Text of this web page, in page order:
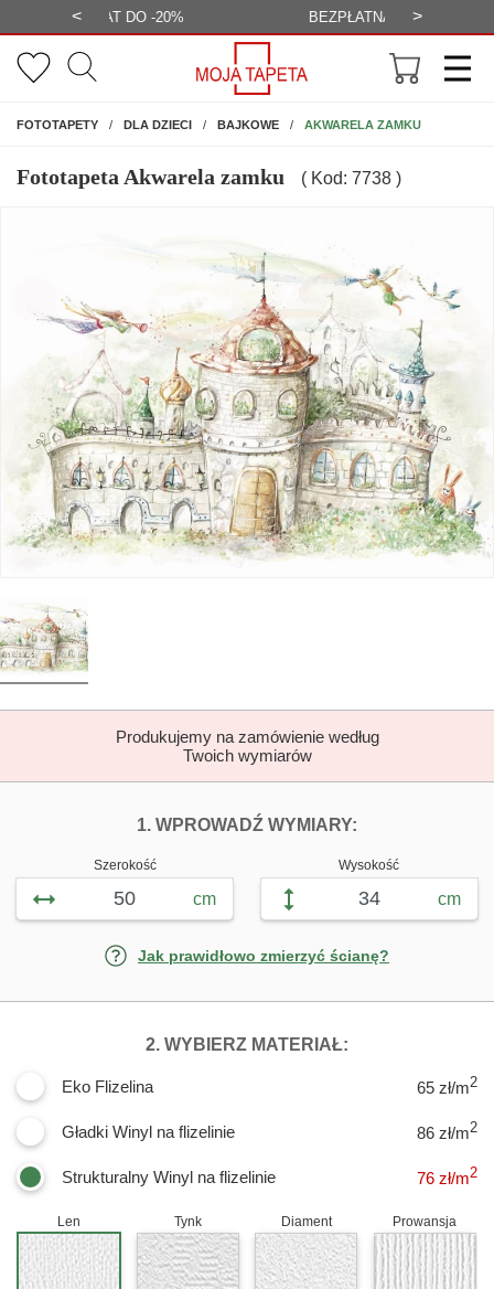
< BEZPŁATNA WIZUALIZACJA >
FOTOTAPETYNA ŚCIANĘ
DLA DZIECI BAJKOWE AKWARELA ZAMKU
Fototapeta Akwarela zamku ( Kod: 7738 )
Produkujemy na zamówienie według
Twoich wymiarów
1. WPROWADŹ WYMIARY:
Szerokość
cm
Wysokość
cm
Jak prawidłowo zmierzyć ścianę?
2. WYBIERZ MATERIAŁ:
Eko Flizelina 65 zł/m2
Gładki Winyl na flizelinie 86 zł/m2
Strukturalny Winyl na flizelinie 76 zł/m2
Len Tynk Diament Prowansja